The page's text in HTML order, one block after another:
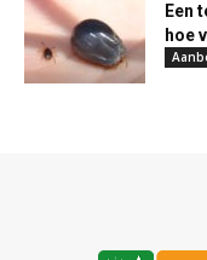
Een
hoe